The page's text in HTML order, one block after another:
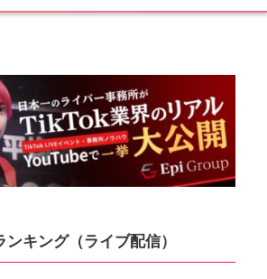
キング（ライブ配信）